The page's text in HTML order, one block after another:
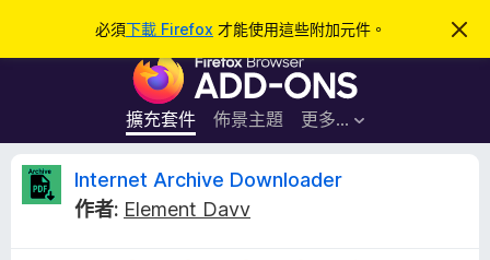
必須下載 Firefox 才能使用這些附加元件。
忽
此
F
r
e
x
擴充套件 佈景主題 更多…
登入
I
Internet Archive Downloader
作者: Element Davv